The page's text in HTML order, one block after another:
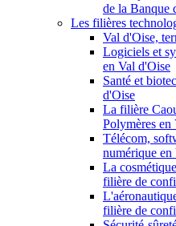
de la Banque
Les filières
Val d'Oise,
Logiciels et
en Val d'Oise
Santé et
d'Oise
La filière
Polymères en
Télécom,
numérique en
La
filière de
filière de